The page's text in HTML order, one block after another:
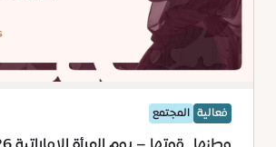
فعالية المجتمع